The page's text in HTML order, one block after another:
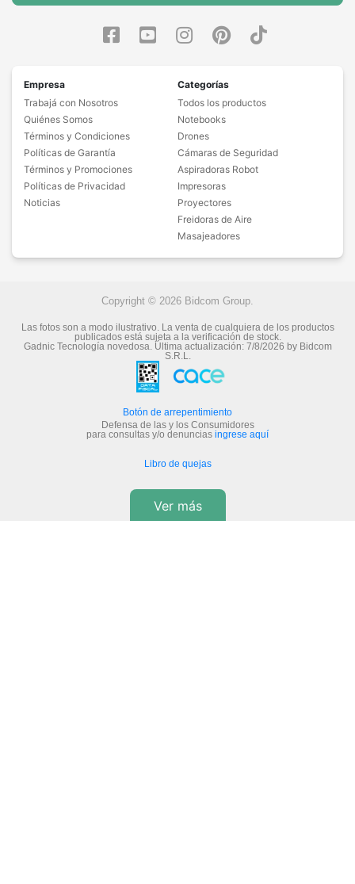
Empresa
Trabajá con Nosotros
Quiénes Somos
Términos y Condiciones
Políticas de Garantía
Términos y Promociones
Políticas de Privacidad
Noticias
Categorías
Todos los productos
Notebooks
Drones
Cámaras de Seguridad
Aspiradoras Robot
Impresoras
Proyectores
Freidoras de Aire
Masajeadores
Copyright © 2026 Bidcom Group.
Las fotos son a modo ilustrativo. La venta de cualquiera de los productos
publicados está sujeta a la verificación de stock.
Gadnic Tecnología novedosa.Última actualización: 7/8/2026 by Bidcom
S.R.L.
Botón de arrepentimiento
Defensa de las y los Consumidores
para consultas y/o denuncias ingrese aquí
Libro de quejas
Ver más